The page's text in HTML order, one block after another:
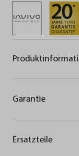
Garantie
Ersatzteile